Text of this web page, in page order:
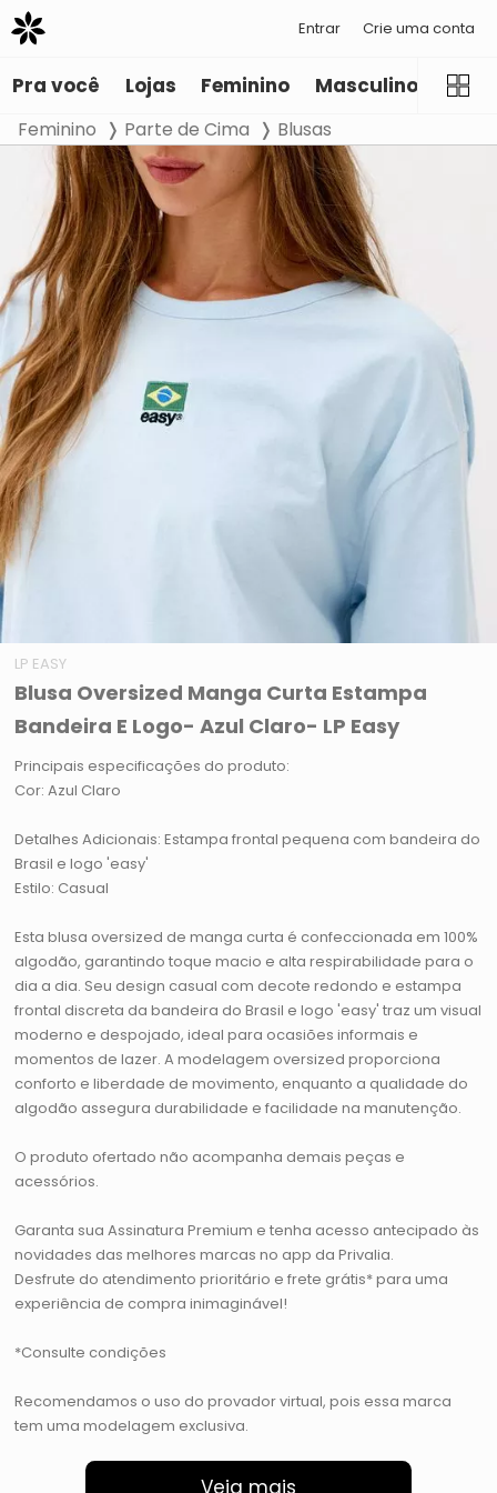
Entrar Crie uma conta
Pra você Lojas Feminino Masculino
Feminino Parte de Cima Blusas
LP EASY
Blusa Oversized Manga Curta Estampa
Bandeira E Logo- Azul Claro- LP Easy
Principais especificações do produto:
Cor: Azul Claro
Detalhes Adicionais: Estampa frontal pequena com bandeira do
Brasil e logo 'easy'
Estilo: Casual
Esta blusa oversized de manga curta é confeccionada em 100%
algodão, garantindo toque macio e alta respirabilidade para o
dia a dia. Seu design casual com decote redondo e estampa
frontal discreta da bandeira do Brasil e logo 'easy' traz um visual
moderno e despojado, ideal para ocasiões informais e
momentos de lazer. A modelagem oversized proporciona
conforto e liberdade de movimento, enquanto a qualidade do
algodão assegura durabilidade e facilidade na manutenção.
O produto ofertado não acompanha demais peças e
acessórios.
Garanta sua Assinatura Premium e tenha acesso antecipado às
novidades das melhores marcas no app da Privalia.
Desfrute do atendimento prioritário e frete grátis* para uma
experiência de compra inimaginável!
*Consulte condições
Recomendamos o uso do provador virtual, pois essa marca
tem uma modelagem exclusiva.